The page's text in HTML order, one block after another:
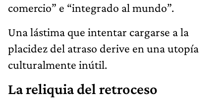
comercio” e “integrado al mundo”.
Una lástima que intentar cargarse a la
placidez del atraso derive en una utopía
culturalmente inútil.
La reliquia del retroceso